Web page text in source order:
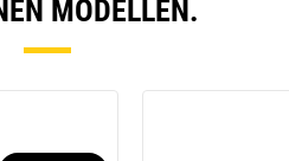
der Anbaugeräte.
CW-Schnellwechsler sind
MODELLEN.